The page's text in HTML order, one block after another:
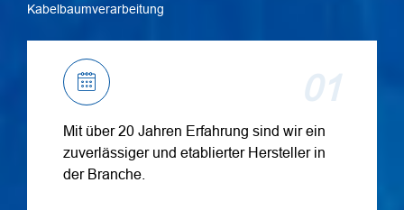
Kabelbaumverarbeitung
01
Mit über 20 Jahren Erfahrung sind wir ein
zuverlässiger und etablierter Hersteller in
der Branche.